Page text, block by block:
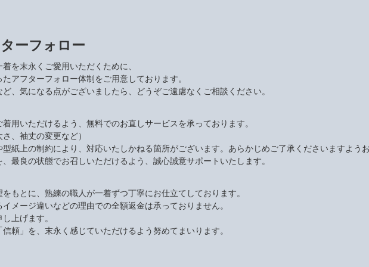
ーフォロー
を末永くご愛用いただくために、
アフターフォロー体制をご用意しております。
、気になる点がございましたら、どうぞご遠慮なくご相談ください。
用いただけるよう、無料でのお直しサービスを承っております。
、袖丈の変更など）
紙上の制約により、対応いたしかねる箇所がございます。あらかじめご了承くださいますようお
最良の状態でお召しいただけるよう、誠心誠意サポートいたします。
もとに、熟練の職人が一着ずつ丁寧にお仕立てしております。
メージ違いなどの理由での全額返金は承っておりません。
上げます。
頼」を、末永く感じていただけるよう努めてまいります。